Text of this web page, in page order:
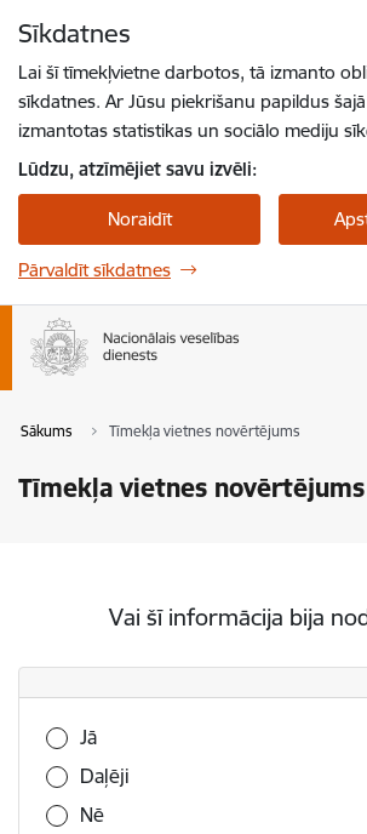
Sīkdatnes
Lai šī tīmekļvietne darbotos, tā izmanto
sīkdatnes. Ar Jūsu piekrišanu papildus
izmantotas statistikas un sociālo mediju
Lūdzu, atzīmējiet savu izvēli:
Noraidīt
Pārvaldīt sīkdatnes
Sākums Tīmekļa vietnes novērtējums
Tīmekļa vietnes novērtējums
Vai šī informācija bija
Vai šī informācija bija noderīga?
Jā
Daļēji
Nē